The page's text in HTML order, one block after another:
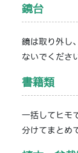
鏡台
鏡は取り外し
ないでくださ
書籍類
一括してヒモ
分けてまとめ